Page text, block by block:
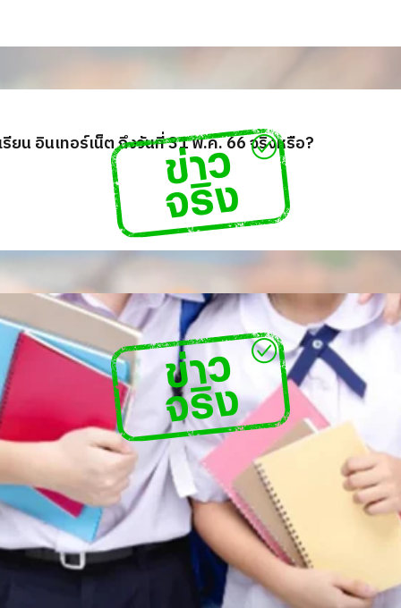
น อินเทอร์เน็ต ถึงวันที่ 31 พ.ค. 66 จริงหรือ?